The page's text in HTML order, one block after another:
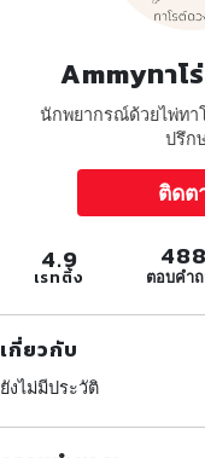
Ammyทาโ
นักพยากรณ์ด้วยไพ่ทา
ปรึก
ติดต
4.9
เรทติ้ง
488
ตอบคำ
เกี่ยวกับ
ยังไม่มีประวัติ